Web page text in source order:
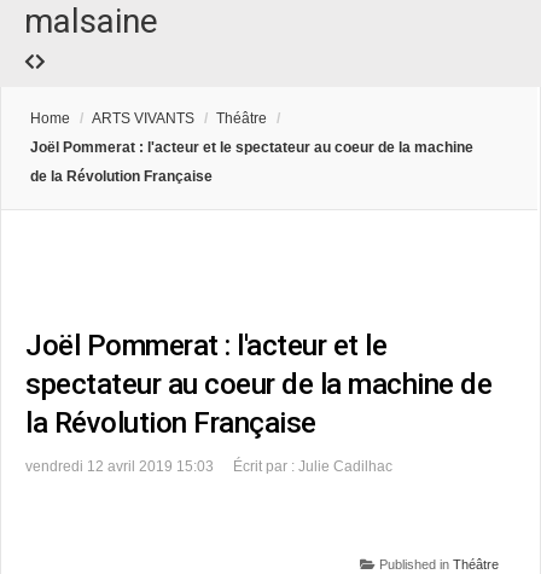
malsaine
Home / ARTS VIVANTS / Théâtre
/
Joël Pommerat : l'acteur et le spectateur au coeur de la machine
de la Révolution Française
Joël Pommerat : l'acteur et le
spectateur au coeur de la machine de
la Révolution Française
vendredi 12 avril 2019 15:03 Écrit par : Julie Cadilhac
Published in Théâtre